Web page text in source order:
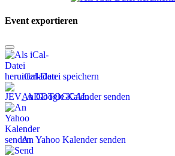
Event exportieren
iCal-Datei speichern
An Google Kalender senden
An Yahoo Kalender senden